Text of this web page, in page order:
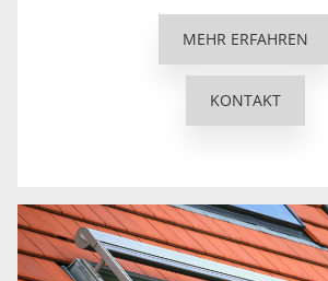
MEHR ERFAHREN
KONTAKT